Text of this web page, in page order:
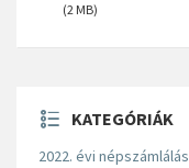
(2 MB)
KATEGÓRIÁK
2022. évi népszámlálás